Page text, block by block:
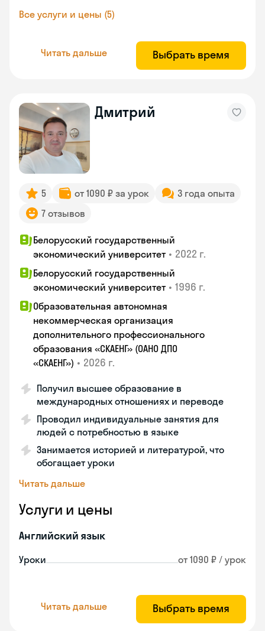
Все услуги и цены (5)
Читать дальше Выбрать время
Дмитрий
5 от 1090 ₽ за урок
3 года опыта
7 отзывов
Белорусский государственный
экономический университет • 2022 г.
Белорусский государственный
экономический университет • 1996 г.
Образовательная автономная
некоммерческая организация
дополнительного профессионального
образования «СКАЕНГ» (ОАНО ДПО
«СКАЕНГ») • 2026 г.
Получил высшее образование в
международных отношениях и переводе
Проводил индивидуальные занятия для
людей с потребностью в языке
Занимается историей и литературой, что
обогащает уроки
Читать дальше
Услуги и цены
Английский язык
Уроки от 1090 ₽ / урок
Читать дальше Выбрать время